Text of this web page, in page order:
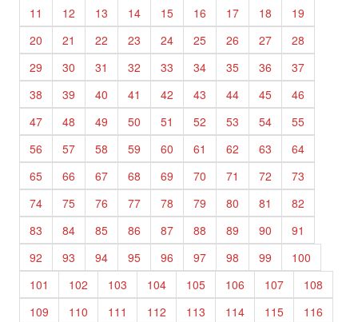
11 12 13 14 15 16 17 18
19
20
21 22 23 24 25 26 27
28
29
30 31 32 33 34 35 36
37
38
39 40 41 42 43 44 45
46
47
48 49 50 51 52 53 54
55
56
57 58 59 60 61 62 63
64
65
66 67 68 69 70 71 72
73
74
75 76 77 78 79 80 81
82
83
84 85 86 87 88 89 90
91
92
93 94 95 96 97 98 99
100
101
102 103 104 105 106 107
108
109
110 111 112 113 114 115
116